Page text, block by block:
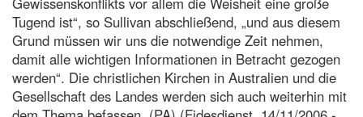
Tugend ist“, so Sullivan abschließend, „und aus diesem
Grund müssen wir uns die notwendige Zeit nehmen,
damit alle wichtigen Informationen in Betracht gezogen
werden“. Die christlichen Kirchen in Australien und die
Gesellschaft des Landes werden sich auch weiterhin mit